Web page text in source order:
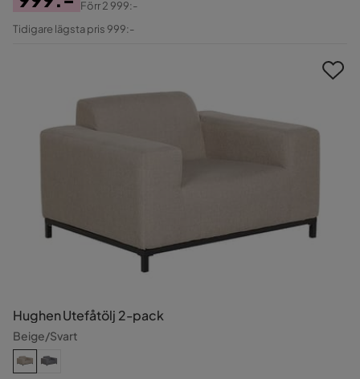
Pris
Original
Förr2 999:-
Tidigare lägsta pris 999:-
Hughen Utefåtölj 2-pack
Beige/Svart